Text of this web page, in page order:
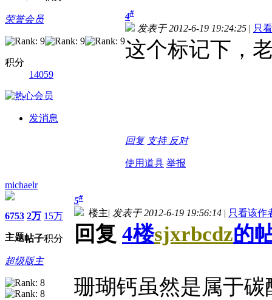
荣誉会员
积分
14059
发消息
4#
发表于 2012-6-19 19:24:25 | 只
这个标记下，
回复 支持 反对
使用道具 举报
michaelr
6753
主题
2万
帖子
15万
积分
超级版主
5#
楼主| 发表于 2012-6-19 19:56:14 | 只看该作
回复 4楼sjxrbcdz的
珊瑚钙虽然是属于